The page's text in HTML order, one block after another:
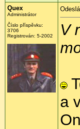
Quex
Administrátor
Číslo příspěvku:
3706
Registrován: 5-2002
V
a